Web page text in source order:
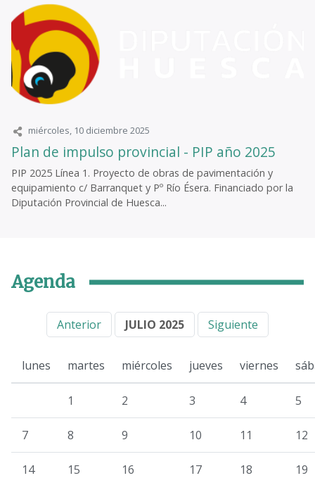
miércoles, 10 diciembre 2025
Plan de impulso provincial - PIP año 2025
PIP 2025 Línea 1. Proyecto de obras de pavimentación y
equipamiento c/ Barranquet y Pº Río Ésera. Financiado por la
Diputación Provincial de Huesca...
Agenda
Anterior JULIO 2025 Siguiente
lunes martes miércoles jueves viernes
1 2 3 4 5
7 8 9 10 11 12
14 15 16 17 18 19